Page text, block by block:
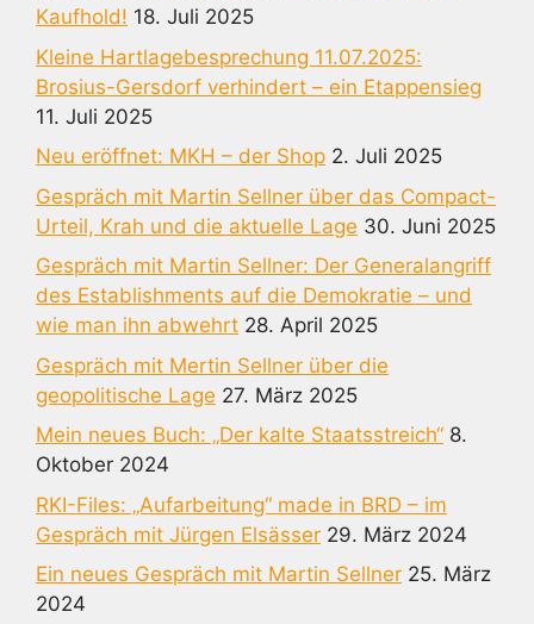
Kaufhold! 18. Juli 2025
Kleine Hartlagebesprechung 11.07.2025:
Brosius-Gersdorf verhindert – ein Etappensieg
11. Juli 2025
Neu eröffnet: MKH – der Shop 2. Juli 2025
Gespräch mit Martin Sellner über das Compact-
Urteil, Krah und die aktuelle Lage 30. Juni 2025
Gespräch mit Martin Sellner: Der Generalangriff
des Establishments auf die Demokratie – und
wie man ihn abwehrt 28. April 2025
Gespräch mit Mertin Sellner über die
geopolitische Lage 27. März 2025
Mein neues Buch: „Der kalte Staatsstreich“ 8.
Oktober 2024
RKI-Files: „Aufarbeitung“ made in BRD – im
Gespräch mit Jürgen Elsässer 29. März 2024
Ein neues Gespräch mit Martin Sellner 25. März
2024